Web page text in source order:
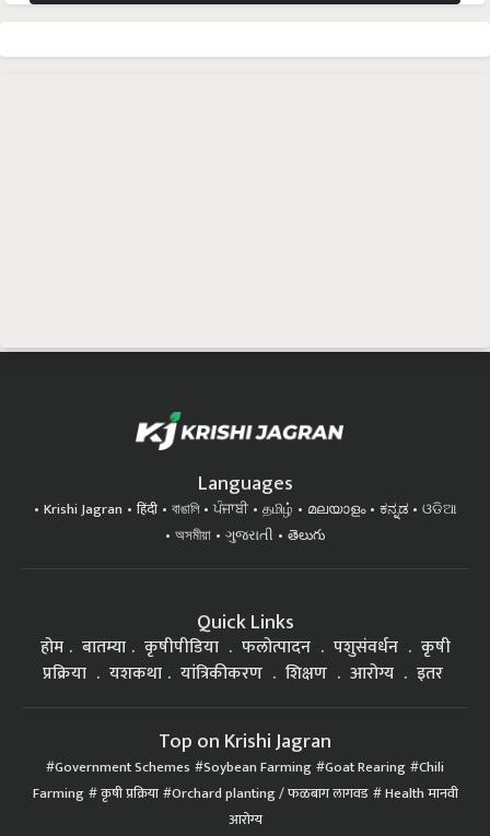
Languages
Krishi Jagran हिंदी বাঙালি ਪੰਜਾਬੀ தமிழ் മലയാളം ಕನ್ನಡ
ଓଡିଆ
অসমীয়া
ગુજરાતી తెలుగు
Quick Links
होम बातम्या कृषीपीडिया फलोत्पादन पशुसंवर्धन
कृषी
प्रक्रिया
यशकथा यांत्रिकीकरण शिक्षण आरोग्य इतर
Top on Krishi Jagran
Government Schemes Soybean Farming Goat Rearing Chili
Farming कृषी प्रक्रिया Orchard planting / फळबाग लागवड Health मानवी
आरोग्य